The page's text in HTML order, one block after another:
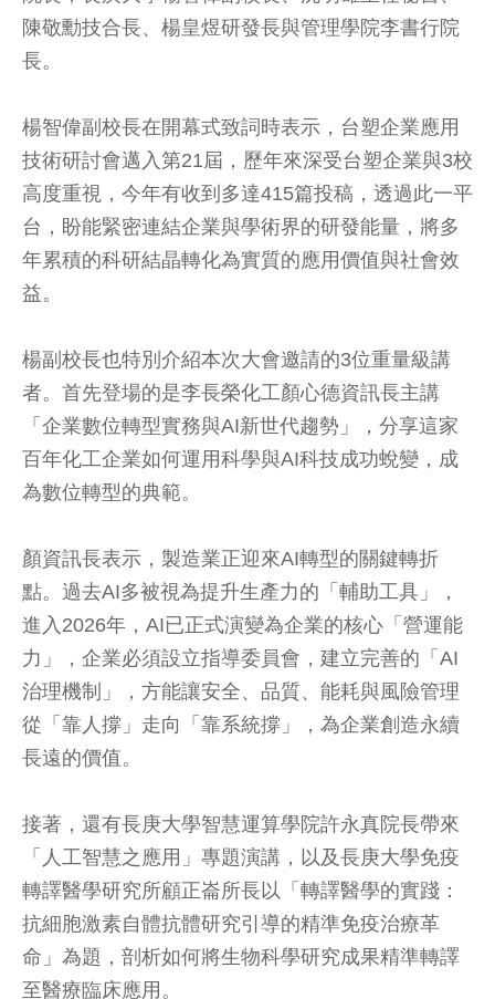
陳敬勳技合長、楊皇煜研發長與管理學院李書行院
長。
楊智偉副校長在開幕式致詞時表示，台塑企業應用
技術研討會邁入第21屆，歷年來深受台塑企業與3校
高度重視，今年有收到多達415篇投稿，透過此一平
台，盼能緊密連結企業與學術界的研發能量，將多
年累積的科研結晶轉化為實質的應用價值與社會效
益。
楊副校長也特別介紹本次大會邀請的3位重量級講
者。首先登場的是李長榮化工顏心德資訊長主講
「企業數位轉型實務與AI新世代趨勢」，分享這家
百年化工企業如何運用科學與AI科技成功蛻變，成
為數位轉型的典範。
顏資訊長表示，製造業正迎來AI轉型的關鍵轉折
點。過去AI多被視為提升生產力的「輔助工具」，
進入2026年，AI已正式演變為企業的核心「營運能
力」，企業必須設立指導委員會，建立完善的「AI
治理機制」，方能讓安全、品質、能耗與風險管理
從「靠人撐」走向「靠系統撐」，為企業創造永續
長遠的價值。
接著，還有長庚大學智慧運算學院許永真院長帶來
「人工智慧之應用」專題演講，以及長庚大學免疫
轉譯醫學研究所顧正崙所長以「轉譯醫學的實踐：
抗細胞激素自體抗體研究引導的精準免疫治療革
命」為題，剖析如何將生物科學研究成果精準轉譯
至醫療臨床應用。